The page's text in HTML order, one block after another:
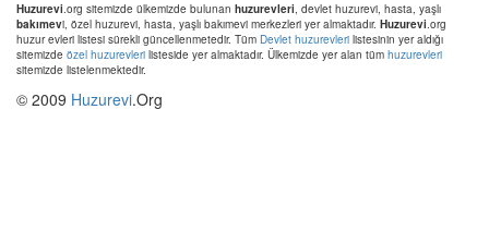
Huzurevi.org sitemizde ülkemizde bulunan huzurevleri, devlet huzurevi, hasta, yaşlı
bakımevi, özel huzurevi, hasta, yaşlı bakımevi merkezleri yer almaktadır. Huzurevi.org
huzur evleri listesi sürekli güncellenmetedir. Tüm Devlet huzurevleri listesinin yer aldığı
sitemizde özel huzurevleri listeside yer almaktadır. Ülkemizde yer alan tüm huzurevleri
sitemizde listelenmektedir.
© 2009 Huzurevi.Org